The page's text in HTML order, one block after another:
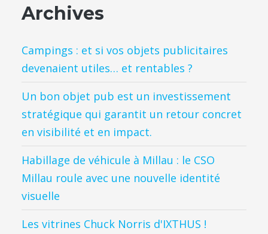
Archives
Campings : et si vos objets publicitaires
devenaient utiles… et rentables ?
Un bon objet pub est un investissement
stratégique qui garantit un retour concret
en visibilité et en impact.
Habillage de véhicule à Millau : le CSO
Millau roule avec une nouvelle identité
visuelle
Les vitrines Chuck Norris d'IXTHUS !